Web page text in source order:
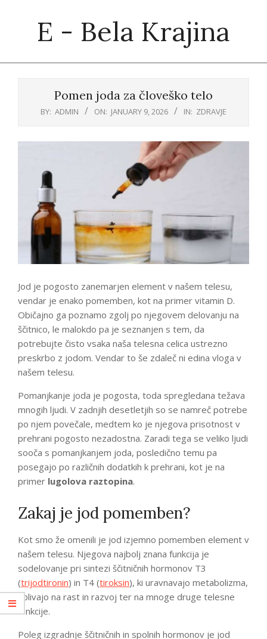
E - Bela Krajina
Pomen joda za človeško telo
BY: ADMIN ON: JANUARY 9, 2026 IN: ZDRAVJE
Jod je pogosto zanemarjen element v našem telesu,
vendar je enako pomemben, kot na primer vitamin D.
Običajno ga poznamo zgolj po njegovem delovanju na
ščitnico, le malokdo pa je seznanjen s tem, da
potrebujte čisto vsaka naša telesna celica ustrezno
preskrbo z jodom. Vendar to še zdaleč ni edina vloga v
našem telesu.
Pomanjkanje joda je pogosta, toda spregledana težava
mnogih ljudi. V zadnjih desetletjih so se namreč potrebe
po njem povečale, medtem ko je njegova prisotnost v
prehrani pogosto nezadostna. Zaradi tega se veliko ljudi
sooča s pomanjkanjem joda, posledično temu pa
posegajo po različnih dodatkih k prehrani, kot je na
primer lugolova raztopina.
Zakaj je jod pomemben?
Kot smo že omenili je jod izjemno pomemben element v
našem telesu. Njegova najbolj znana funkcija je
sodelovanje pri sintezi ščitničnih hormonov T3
(trijodtironin) in T4 (tiroksin), ki uravnavajo metabolizma,
vplivajo na rast in razvoj ter na mnoge druge telesne
funkcije.
Poleg izgradnje ščitničnih in spolnih hormonov je jod